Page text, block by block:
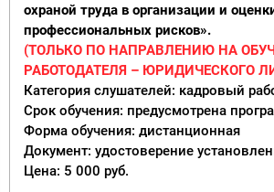
охраной труда в организации и
профессиональных рисков».
(ТОЛЬКО ПО НАПРАВЛЕНИЮ НА
РАБОТОДАТЕЛЯ – ЮРИДИЧЕСКОГО
Категория слушателей: кадровый
Срок обучения: предусмотрена
Форма обучения: дистанционная
Документ: удостоверение
Цена: 5 000 руб.